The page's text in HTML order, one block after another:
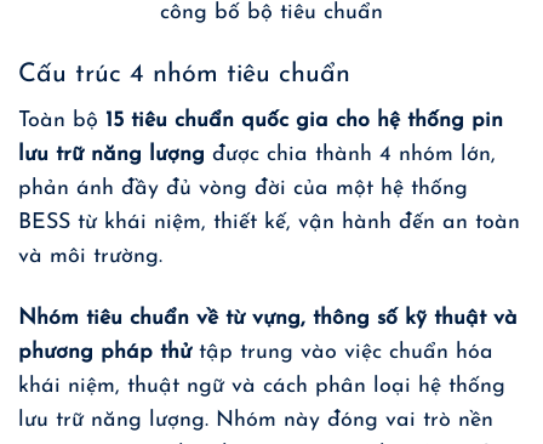
công bố bộ tiêu chuẩn
Cấu trúc 4 nhóm tiêu chuẩn
Toàn bộ 15 tiêu chuẩn quốc gia cho hệ thống pin
lưu trữ năng lượng được chia thành 4 nhóm lớn,
phản ánh đầy đủ vòng đời của một hệ thống
BESS từ khái niệm, thiết kế, vận hành đến an toàn
và môi trường.
Nhóm tiêu chuẩn về từ vựng, thông số kỹ thuật và
phương pháp thửtập trung vào việc chuẩn hóa
khái niệm, thuật ngữ và cách phân loại hệ thống
lưu trữ năng lượng. Nhóm này đóng vai trò nền